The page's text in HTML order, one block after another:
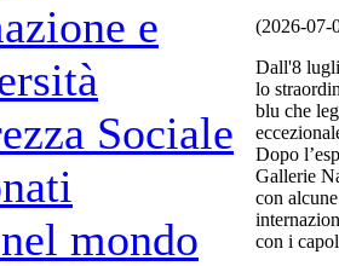
e
Sociale
mondo
(2026-07-
Dall'8
lo
blu che
Dopo
Gallerie
con
con i